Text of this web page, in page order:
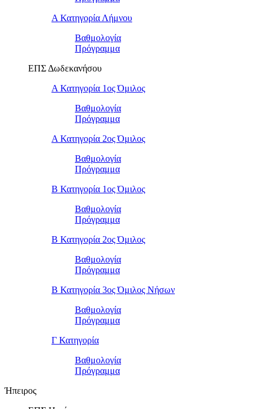
Α Κατηγορία Λήμνου
Βαθμολογία
Πρόγραμμα
ΕΠΣ Δωδεκανήσου
Α Κατηγορία 1ος Όμιλος
Βαθμολογία
Πρόγραμμα
Α Κατηγορία 2ος Όμιλος
Βαθμολογία
Πρόγραμμα
Β Κατηγορία 1ος Όμιλος
Βαθμολογία
Πρόγραμμα
Β Κατηγορία 2ος Όμιλος
Βαθμολογία
Πρόγραμμα
Β Κατηγορία 3ος Όμιλος Νήσων
Βαθμολογία
Πρόγραμμα
Γ Κατηγορία
Βαθμολογία
Πρόγραμμα
Ήπειρος